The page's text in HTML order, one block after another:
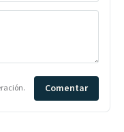
Comentar